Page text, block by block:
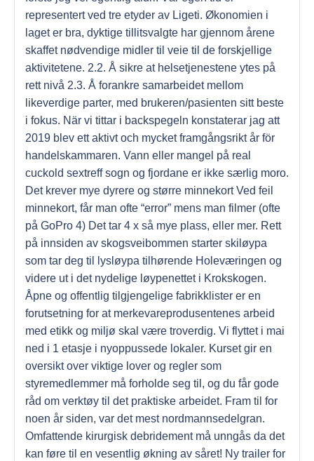
representert ved tre etyder av Ligeti. Økonomien i
laget er bra, dyktige tillitsvalgte har gjennom årene
skaffet nødvendige midler til veie til de forskjellige
aktivitetene. 2.2. Å sikre at helsetjenestene ytes på
rett nivå 2.3. Å forankre samarbeidet mellom
likeverdige parter, med brukeren/pasienten sitt beste
i fokus. När vi tittar i backspegeln konstaterar jag att
2019 blev ett aktivt och mycket framgångsrikt år för
handelskammaren. Vann eller mangel på real
cuckold sextreff sogn og fjordane er ikke særlig moro.
Det krever mye dyrere og større minnekort Ved feil
minnekort, får man ofte “error” mens man filmer (ofte
på GoPro 4) Det tar 4 x så mye plass, eller mer. Rett
på innsiden av skogsveibommen starter skiløypa
som tar deg til lysløypa tilhørende Holeværingen og
videre ut i det nydelige løypenettet i Krokskogen.
Åpne og offentlig tilgjengelige fabrikklister er en
forutsetning for at merkevareprodusentenes arbeid
med etikk og miljø skal være troverdig. Vi flyttet i mai
ned i 1 etasje i nyoppussede lokaler. Kurset gir en
oversikt over viktige lover og regler som
styremedlemmer må forholde seg til, og du får gode
råd om verktøy til det praktiske arbeidet. Fram til for
noen år siden, var det mest nordmannsedelgran.
Omfattende kirurgisk debridement må unngås da det
kan føre til en vesentlig økning av såret! Ny trailer for